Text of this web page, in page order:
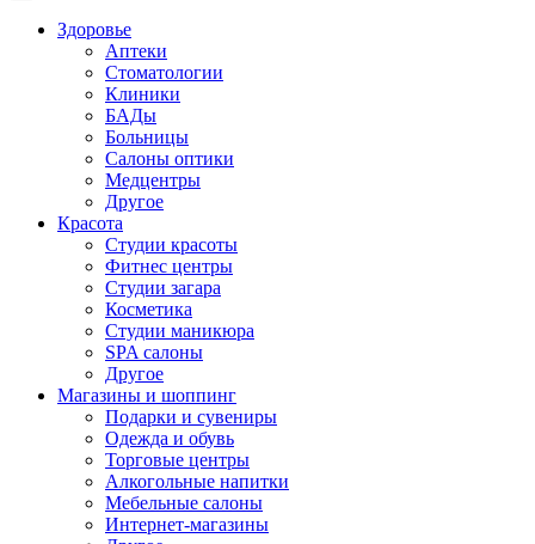
Здоровье
Аптеки
Стоматологии
Клиники
БАДы
Больницы
Салоны оптики
Медцентры
Другое
Красота
Студии красоты
Фитнес центры
Студии загара
Косметика
Студии маникюра
SPA салоны
Другое
Магазины и шоппинг
Подарки и сувениры
Одежда и обувь
Торговые центры
Алкогольные напитки
Мебельные салоны
Интернет-магазины